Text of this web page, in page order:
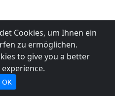
Cookies, um Ihnen ein
zu ermöglichen.
to give you a better
OK